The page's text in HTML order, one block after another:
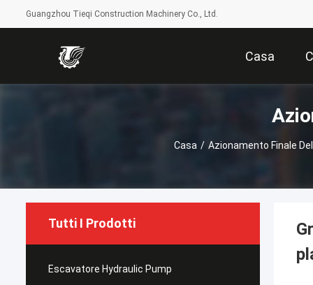
Guangzhou Tieqi Construction Machinery Co., Ltd.
Casa
Casa / Azionamento Finale
Tutti I Prodotti
Escavatore Hydraulic Pump